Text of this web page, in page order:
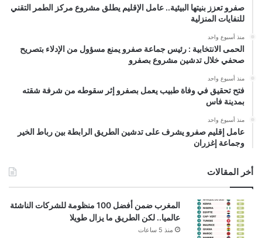
صفرو تعزز بنيتها البيئية.. عامل الإقليم يطلق مشروع مركز الطمر التقني
للنفايات المنزلية
منذ أسبوع واحد
الحمى الانتخابية : رئيس جماعة صفرو يمنع مسؤول من الإدلاء بتصريح
صحفي خلال تدشين مشروع بصفرو
منذ أسبوع واحد
فتح تحقيق في وفاة طبيب يعمل بصفرو إثر سقوطه من شرفة شقته
بمدينة فاس
منذ أسبوع واحد
عامل إقليم صفرو يشرف على تدشين الطريق الرابطة بين رباط الخير
وجماعة إغزران
أخر المقالات
المغرب ضمن أفضل 100 منظومة للشركات الناشئة
عالميا.. لكن الطريق ما يزال طويلا
منذ 5 ساعات